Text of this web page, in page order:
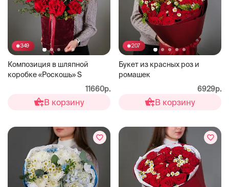
349
Композиция в шляпной
коробке «Роскошь» S
11660р.
В корзину
207
Букет из красных роз и
ромашек
6929р.
В корзину